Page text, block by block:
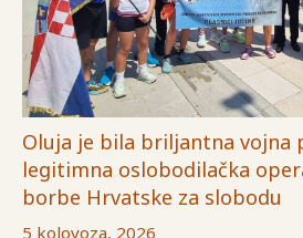
Oluja je bila briljantna vojna
legitimna oslobodilačka
borbe Hrvatske za slobodu
5 kolovoza, 2026